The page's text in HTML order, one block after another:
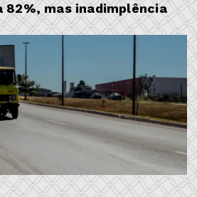
82%, mas inadimplência